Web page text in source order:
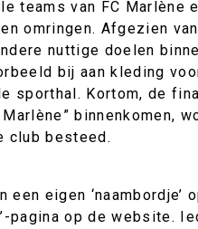
teams van FC Marlène
omringen. Afgezien
nuttige doelen
bij aan kleding
sporthal. Kortom, de
Marlène” binnenkomen,
club besteed.
een eigen
pagina op de website.